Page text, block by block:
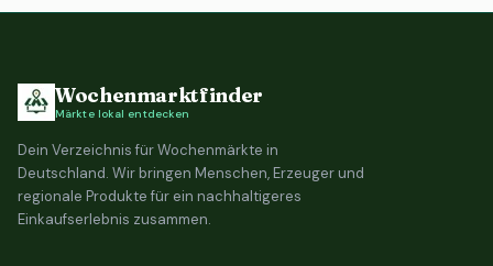
Wochenmarktfinder
Märkte lokal entdecken
Dein Verzeichnis für Wochenmärkte in
Deutschland. Wir bringen Menschen, Erzeuger und
regionale Produkte für ein nachhaltigeres
Einkaufserlebnis zusammen.